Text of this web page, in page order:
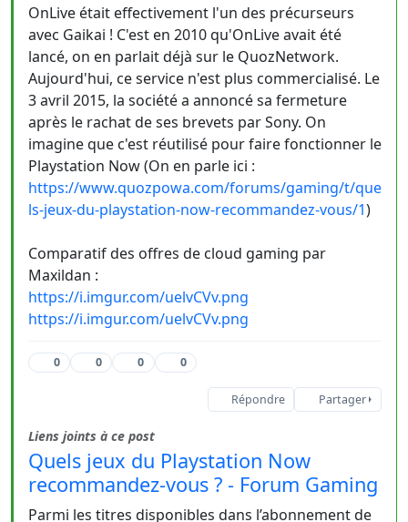
OnLive était effectivement l'un des précurseurs
avec Gaikai ! C'est en 2010 qu'OnLive avait été
lancé, on en parlait déjà sur le QuozNetwork.
Aujourd'hui, ce service n'est plus commercialisé. Le
3 avril 2015, la société a annoncé sa fermeture
après le rachat de ses brevets par Sony. On
imagine que c'est réutilisé pour faire fonctionner le
Playstation Now (On en parle ici :
https://www.quozpowa.com/forums/gaming/t/que
ls-jeux-du-playstation-now-recommandez-vous/1)
Comparatif des offres de cloud gaming par
Maxildan :
https://i.imgur.com/uelvCVv.png
https://i.imgur.com/uelvCVv.png
0 0 0 0
Répondre Partager
Liens joints à ce post
Quels jeux du Playstation Now
recommandez-vous ? - Forum Gaming
Parmi les titres disponibles dans l’abonnement de